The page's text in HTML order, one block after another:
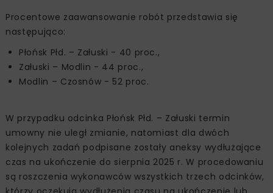
Procentowe zaawansowanie robót przedstawia się
następująco:
Płońsk Płd. – Załuski - 40 proc.,
Załuski – Modlin - 44 proc.,
Modlin – Czosnów - 52 proc.
W przypadku odcinka Płońsk Płd. – Załuski termin
umowny nie uległ zmianie, natomiast dla dwóch
kolejnych zadań podpisane zostały aneksy wydłużające
czas na ukończenie do sierpnia 2025 r. W procedowaniu
są roszczenia wykonawców wszystkich trzech odcinków,